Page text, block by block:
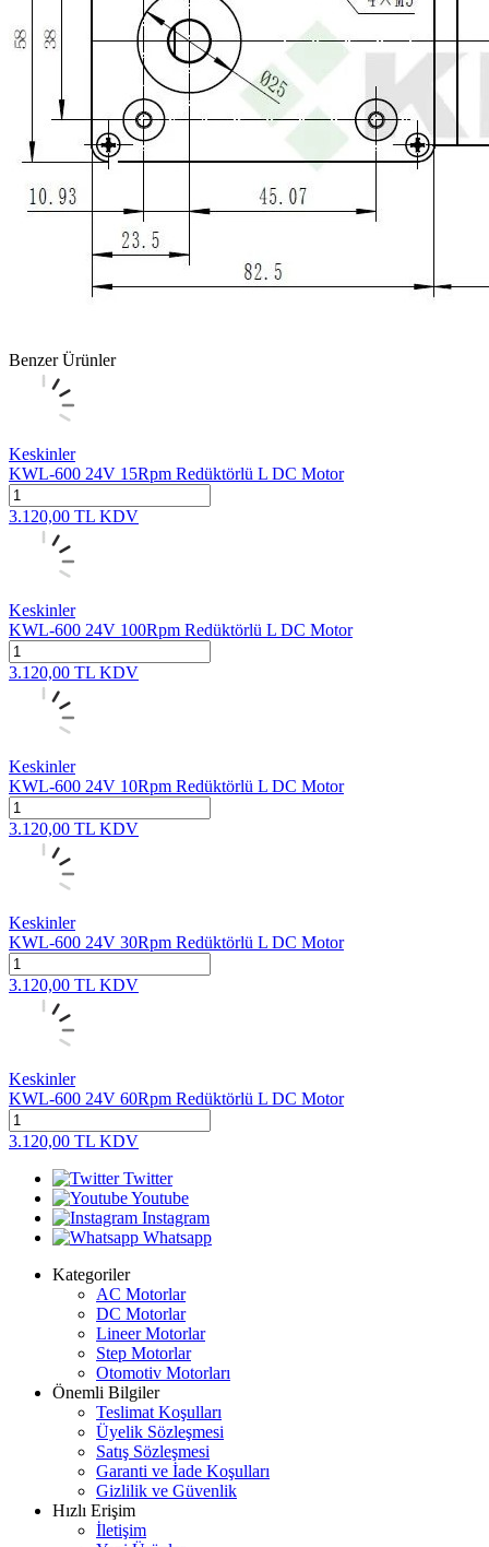
Benzer Ürünler
Keskinler
KWL-600 24V 15Rpm Redüktörlü L DC Motor
3.120,00 TL KDV
Keskinler
KWL-600 24V 100Rpm Redüktörlü L DC Motor
3.120,00 TL KDV
Keskinler
KWL-600 24V 10Rpm Redüktörlü L DC Motor
3.120,00 TL KDV
Keskinler
KWL-600 24V 30Rpm Redüktörlü L DC Motor
3.120,00 TL KDV
Keskinler
KWL-600 24V 60Rpm Redüktörlü L DC Motor
3.120,00 TL KDV
Twitter
Youtube
Instagram
Whatsapp
Kategoriler
AC Motorlar
DC Motorlar
Lineer Motorlar
Step Motorlar
Otomotiv Motorları
Önemli Bilgiler
Teslimat Koşulları
Üyelik Sözleşmesi
Satış Sözleşmesi
Garanti ve İade Koşulları
Gizlilik ve Güvenlik
Hızlı Erişim
İletişim